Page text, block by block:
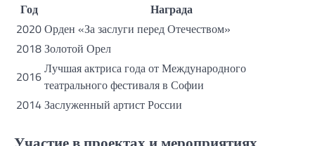
Год
Награда
2020Орден «За заслуги перед Отечеством»
2018Золотой Орел
2016Лучшая актриса года от Международного
театрального фестиваля в Софии
2014Заслуженный артист России